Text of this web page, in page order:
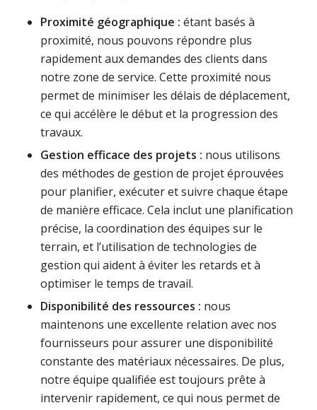
Proximité géographique : étant basés à
proximité, nous pouvons répondre plus
rapidement aux demandes des clients dans
notre zone de service. Cette proximité nous
permet de minimiser les délais de déplacement,
ce qui accélère le début et la progression des
travaux.
Gestion efficace des projets : nous utilisons
des méthodes de gestion de projet éprouvées
pour planifier, exécuter et suivre chaque étape
de manière efficace. Cela inclut une planification
précise, la coordination des équipes sur le
terrain, et l’utilisation de technologies de
gestion qui aident à éviter les retards et à
optimiser le temps de travail.
Disponibilité des ressources : nous
maintenons une excellente relation avec nos
fournisseurs pour assurer une disponibilité
constante des matériaux nécessaires. De plus,
notre équipe qualifiée est toujours prête à
intervenir rapidement, ce qui nous permet de